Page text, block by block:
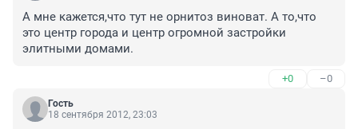
А мне кажется,что тут не орнитоз виноват. А то,что
это центр города и центр огромной застройки
элитными домами.
+0 –0
Гость
18 сентября 2012, 23:03